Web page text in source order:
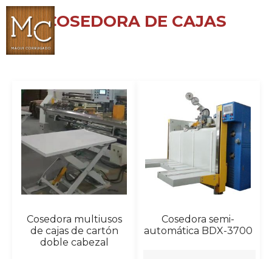
COSEDORA DE CAJAS
Cosedora multiusos
de cajas de cartón
doble cabezal
Cosedora semi-
automática BDX-3700